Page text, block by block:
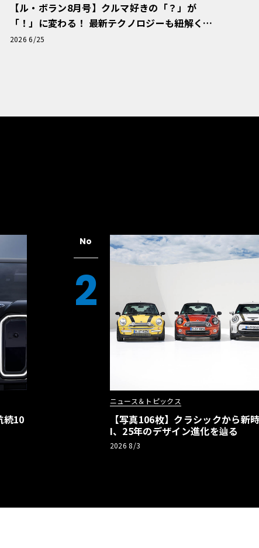
【ル・ボラン8月号】クルマ好きの「？」が
「！」に変わる！ 最新テクノロジーも紐解く
「輸入車Q&A」
2026 6/25
続10
No
2
ニュース＆トピックス
【写真106枚】クラシックから新
I、25年のデザイン進化を辿る
2026 8/3